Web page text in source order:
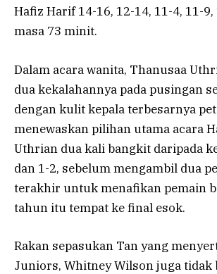
Hafiz Harif 14-16, 12-14, 11-4, 11-
masa 73 minit.
Dalam acara wanita, Thanusaa
dua kekalahannya pada pusingan
dengan kulit kepala terbesarnya
menewaskan pilihan utama acara
Uthrian dua kali bangkit daripada
dan 1-2, sebelum mengambil dua
terakhir untuk menafikan pemain
tahun itu tempat ke final esok.
Rakan sepasukan Tan yang
Juniors, Whitney Wilson juga tidak